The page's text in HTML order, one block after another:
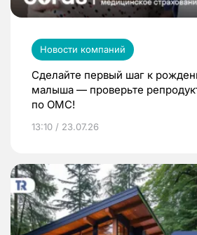
Новости компаний
Сделайте первый шаг к
малыша — проверьте
по ОМС!
13:10 / 23.07.26